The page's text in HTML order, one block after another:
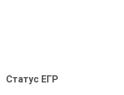
Статус ЕГР